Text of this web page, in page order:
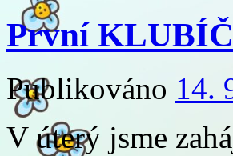
První
Publikováno 14.
V úterý jsme